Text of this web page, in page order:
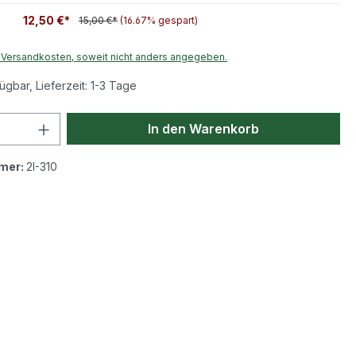
12,50 €* 15,00 €* (16.67% gespart)
soweit nicht anders angegeben.
Lieferzeit: 1-3 Tage
Anzahl: Gib den gewünschten Wert
In den Warenkorb
2I-310